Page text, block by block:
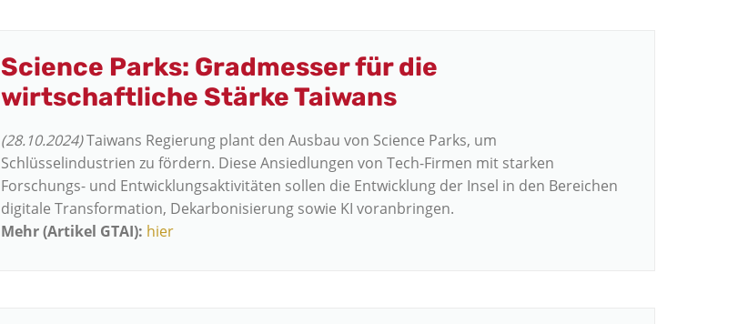
Science Parks: Gradmesser für die
wirtschaftliche Stärke Taiwans
(28.10.2024)Taiwans Regierung plant den Ausbau von Science Parks, um
Schlüsselindustrien zu fördern. Diese Ansiedlungen von Tech-Firmen mit starken
Forschungs- und Entwicklungsaktivitäten sollen die Entwicklung der Insel in den Bereichen
digitale Transformation, Dekarbonisierung sowie KI voranbringen.
Mehr (Artikel GTAI): hier